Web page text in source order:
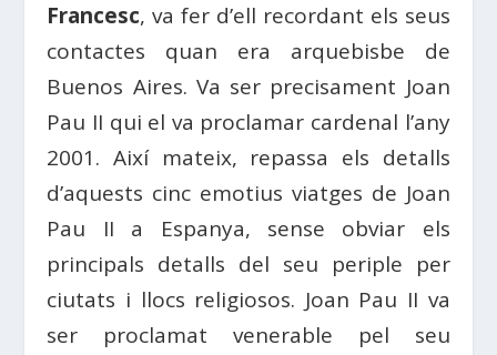
Francesc, va fer d’ell recordant els seus
contactes quan era arquebisbe de
Buenos Aires. Va ser precisament Joan
Pau II qui el va proclamar cardenal l’any
2001. Així mateix, repassa els detalls
d’aquests cinc emotius viatges de Joan
Pau II a Espanya, sense obviar els
principals detalls del seu periple per
ciutats i llocs religiosos. Joan Pau II va
ser proclamat venerable pel seu